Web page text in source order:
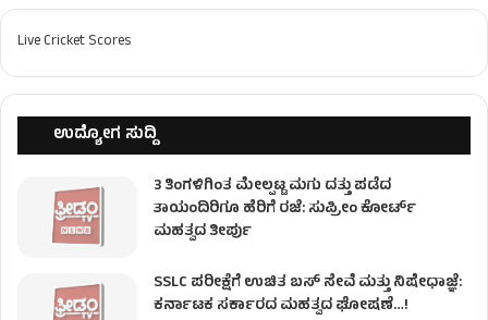
Live Cricket Scores
ಉದ್ಯೋಗ ಸುದ್ದಿ
3 ತಿಂಗಳಿಗಿಂತ ಮೇಲ್ಪಟ್ಟ ಮಗು ದತ್ತು ಪಡೆದ
ತಾಯಂದಿರಿಗೂ ಹೆರಿಗೆ ರಜೆ: ಸುಪ್ರೀಂ ಕೋರ್ಟ್
ಮಹತ್ವದ ತೀರ್ಪು
SSLC ಪರೀಕ್ಷೆಗೆ ಉಚಿತ ಬಸ್ ಸೇವೆ ಮತ್ತು ನಿಷೇಧಾಜ್ಞೆ:
ಕರ್ನಾಟಕ ಸರ್ಕಾರದ ಮಹತ್ವದ ಘೋಷಣೆ…!